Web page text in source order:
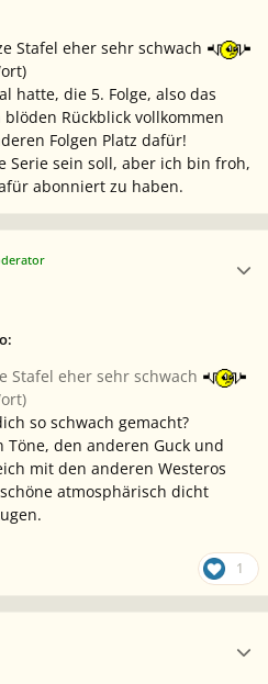
Stafel eher sehr schwach
hatte, die 5. Folge, also das
Rückblick vollkommen
Folgen Platz dafür!
Serie sein soll, aber ich bin froh,
abonniert zu haben.
Stafel eher sehr schwach
so schwach gemacht?
den anderen Guck und
mit den anderen Westeros
atmosphärisch dicht
1